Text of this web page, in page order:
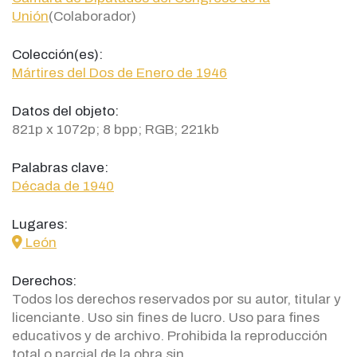
Unión(Colaborador)
Colección(es):
Mártires del Dos de Enero de 1946
Datos del objeto:
821p x 1072p; 8 bpp; RGB; 221kb
Palabras clave:
Década de 1940
Lugares:
icon
León
Derechos:
Todos los derechos reservados por su autor, titular y
licenciante. Uso sin fines de lucro. Uso para fines
educativos y de archivo. Prohibida la reproducción